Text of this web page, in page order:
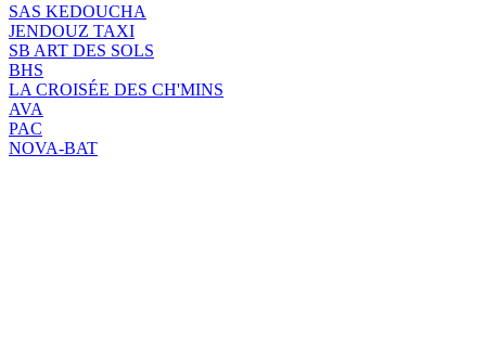
SAS KEDOUCHA
JENDOUZ TAXI
SB ART DES SOLS
BHS
LA CROISÉE DES CH'MINS
AVA
PAC
NOVA-BAT